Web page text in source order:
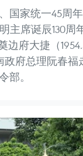
国家统一45周年
主席诞辰130周
边府大捷（
政府总理阮春福
部。